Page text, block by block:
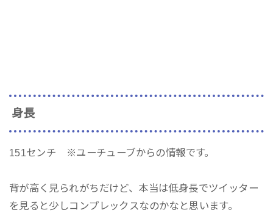
身長
151センチ ※ユーチューブからの情報です。
背が高く見られがちだけど、本当は低身長でツイッター
を見ると少しコンプレックスなのかなと思います。